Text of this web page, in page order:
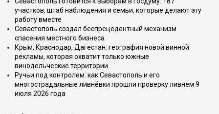
участков, штаб наблюдения и семьи, которые делают эту
работу вместе
Севастополь создал беспрецедентный механизм
спасения местного бизнеса
Крым, Краснодар, Дагестан: география новой винной
рекламы, которая охватит только южные
винодельческие территории
Ручьи под контролем: как Севастополь и его
многострадальные ливнёвки прошли проверку ливнем 9
июля 2026 года